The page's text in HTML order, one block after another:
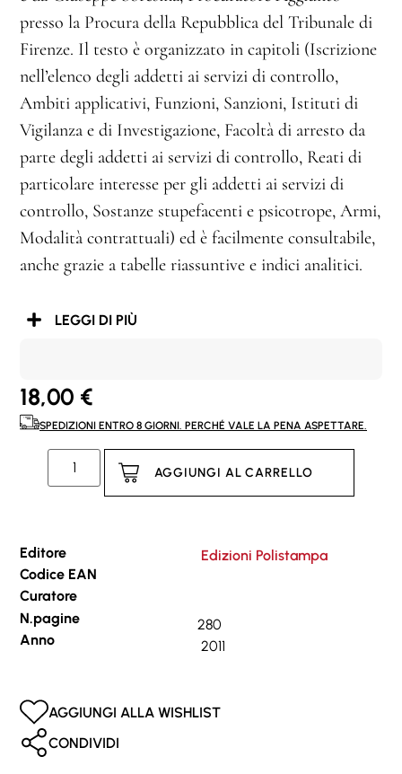
presso la Procura della Repubblica del Tribunale di
Firenze. Il testo è organizzato in capitoli (Iscrizione
nell’elenco degli addetti ai servizi di controllo,
Ambiti applicativi, Funzioni, Sanzioni, Istituti di
Vigilanza e di Investigazione, Facoltà di arresto da
parte degli addetti ai servizi di controllo, Reati di
particolare interesse per gli addetti ai servizi di
controllo, Sostanze stupefacenti e psicotrope, Armi,
Modalità contrattuali) ed è facilmente consultabile,
anche grazie a tabelle riassuntive e indici analitici.
LEGGI DI PIÙ
18,00 €
SPEDIZIONI ENTRO 8 GIORNI. PERCHÉ VALE LA PENA ASPETTARE.
AGGIUNGI AL CARRELLO
Editore
Edizioni Polistampa
Codice EAN
Curatore
N.pagine
280
Anno
2011
AGGIUNGI ALLA WISHLIST
CONDIVIDI